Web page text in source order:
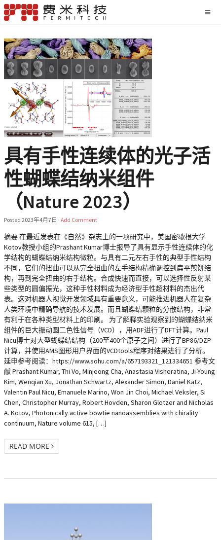
具有手性连续体的光子活
性蝴蝶结纳米组件
（Nature 2023）
Posted 2023年4月7日 · Add Comment
摘要 在最近发表在《自然》杂志上的一项研究中，美国密歇根大学
Kotov教授小组的Prashant Kumar博士报导了具有显示手性连续体的化
学结构的蝴蝶结纳米结构微粒。与具有二元左右手性的典型手性结构
不同，它们的扭曲可以从完全扭曲的左手结构精确调控到扁平煎饼结
构，再到完全扭曲的右手结构。合成快速而直接，可以选择性反射某
些类型的圆偏振光，这种手性材料成为经济型手性超材料的杰出代
表。这对机器人视觉开发领域具有重要意义，可能推进机器人在复杂
人类环境中精确导航的技术发展。而且蝴蝶结颗粒的分散结构，非常
有利于在各种类型材料上的印刷。 为了解释实验观察到的蝴蝶结纳米
组件的巨大振动圆二色性信号（VCD），用ADF进行了DFT计算。Paul
Nicu博士对大型蝴蝶结结构（200至400个原子之间）进行了BP86/DZP
计算，并使用AMS图形用户界面的VCDtools程序对结果进行了分析。
延申参考阅读：https://www.sohu.com/a/657193321_121334651 参考文
献 Prashant Kumar, Thi Vo, Minjeong Cha, Anastasia Visheratina, Ji-Young
Kim, Wenqian Xu, Jonathan Schwartz, Alexander Simon, Daniel Katz,
Valentin Paul Nicu, Emanuele Marino, Won Jin Choi, Michael Veksler, Si
Chen, Christopher Murray, Robert Hovden, Sharon Glotzer and Nicholas
A. Kotov, Photonically active bowtie nanoassemblies with chirality
continuum, Nature volume 615, […]
READ MORE